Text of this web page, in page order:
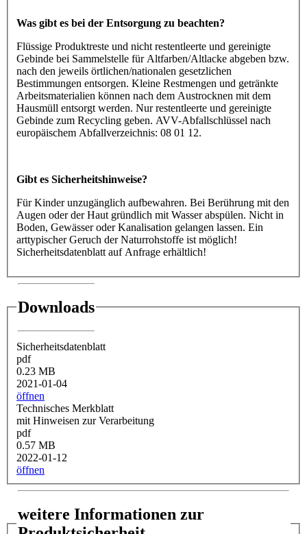
Was gibt es bei der Entsorgung zu beachten?
Flüssige Produktreste und nicht restentleerte und gereinigte
Gebinde bei Sammelstelle für Altfarben/Altlacke abgeben bzw.
nach den jeweils örtlichen/nationalen gesetzlichen
Bestimmungen entsorgen. Kleine Restmengen und getränkte
Arbeitsmaterialien können nach dem Austrocknen mit dem
Hausmüll entsorgt werden. Nur restentleerte und gereinigte
Gebinde zum Recycling geben. AVV-Abfallschlüssel nach
europäischem Abfallverzeichnis: 08 01 12.
Gibt es Sicherheitshinweise?
Für Kinder unzugänglich aufbewahren. Bei Berührung mit den
Augen oder der Haut gründlich mit Wasser abspülen. Nicht in
Boden, Gewässer oder Kanalisation gelangen lassen. Ein
arttypischer Geruch der Naturrohstoffe ist möglich!
Sicherheitsdatenblatt auf Anfrage erhältlich!
Downloads
Sicherheitsdatenblatt
pdf
0.23 MB
2021-01-04
öffnen
Technisches Merkblatt
mit Hinweisen zur Verarbeitung
pdf
0.57 MB
2022-01-12
öffnen
weitere Informationen zur